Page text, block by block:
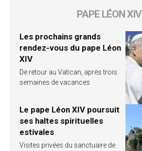
PAPE LÉON XIV
Les prochains grands
rendez-vous du pape Léon
XIV
De retour au Vatican, après trois
semaines de vacances
Le pape Léon XIV poursuit
ses haltes spirituelles
estivales
Visites privées du sanctuaire de